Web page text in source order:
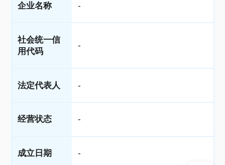
企业名称 -
社会统一信
用代码
-
法定代表人 -
经营状态 -
成立日期 -